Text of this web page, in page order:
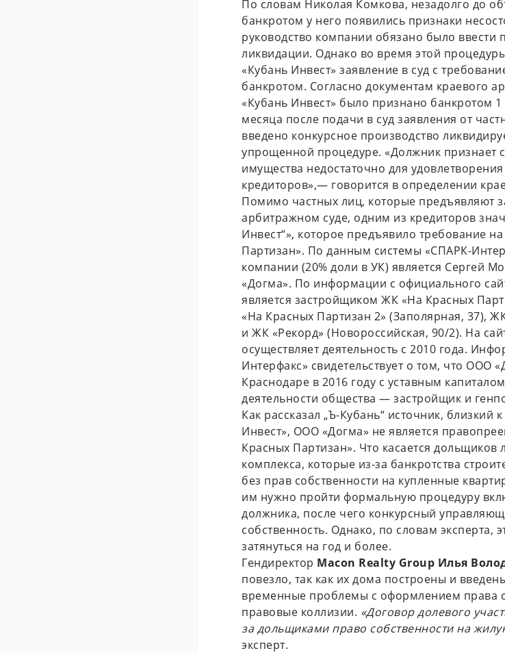
По словам Николая Комкова, незадолго до
банкротом у него появились признаки
руководство компании обязано было ввести
ликвидации. Однако во время этой
«Кубань Инвест» заявление в суд с
банкротом. Согласно документам краевого
«Кубань Инвест» было признано банкротом 1
месяца после подачи в суд заявления от
введено конкурсное производство
упрощенной процедуре. «Должник признает
имущества недостаточно для
кредиторов»,— говорится в определении
Помимо частных лиц, которые предъявляют
арбитражном суде, одним из кредиторов
Инвест“», которое предъявило требование
Партизан». По данным системы «СПАРК-
компании (20% доли в УК) является Сергей
«Догма». По информации с официального
является застройщиком ЖК «На Красных
«На Красных Партизан 2» (Заполярная, 37),
и ЖК «Рекорд» (Новороссийская, 90/2). На
осуществляет деятельность с 2010 года.
Интерфакс» свидетельствует о том, что ООО
Краснодаре в 2016 году с уставным
деятельности общества — застройщик и
Как рассказал „Ъ-Кубань“ источник, близкий
Инвест», ООО «Догма» не является
Красных Партизан». Что касается дольщиков
комплекса, которые из-за банкротства
без прав собственности на купленные
им нужно пройти формальную процедуру
должника, после чего конкурсный
собственность. Однако, по словам эксперта,
затянуться на год и более.
Гендиректор Macon Realty Group Илья
повезло, так как их дома построены и
временные проблемы с оформлением права
правовые коллизии. «Договор долевого
за дольщиками право собственности на
эксперт.